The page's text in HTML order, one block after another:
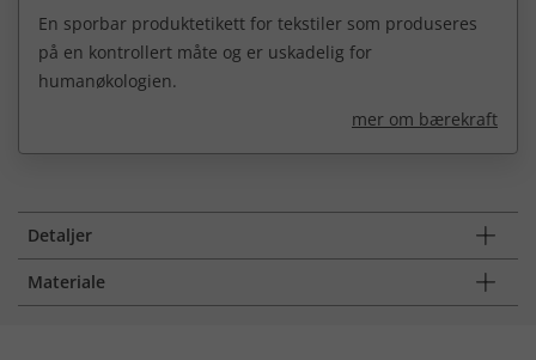
En sporbar produktetikett for tekstiler som produseres
på en kontrollert måte og er uskadelig for
humanøkologien.
mer om bærekraft
Detaljer
Materiale